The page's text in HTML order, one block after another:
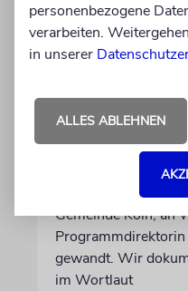
MEINUNG
untergräbt
Nach dem X-Post
Felix Schotland,
Gemeinde Köln, an
gewandt. Wir
im Wortlaut
personenbezogene
verarbeiten.
in unserer
ALLES ABLEHNEN